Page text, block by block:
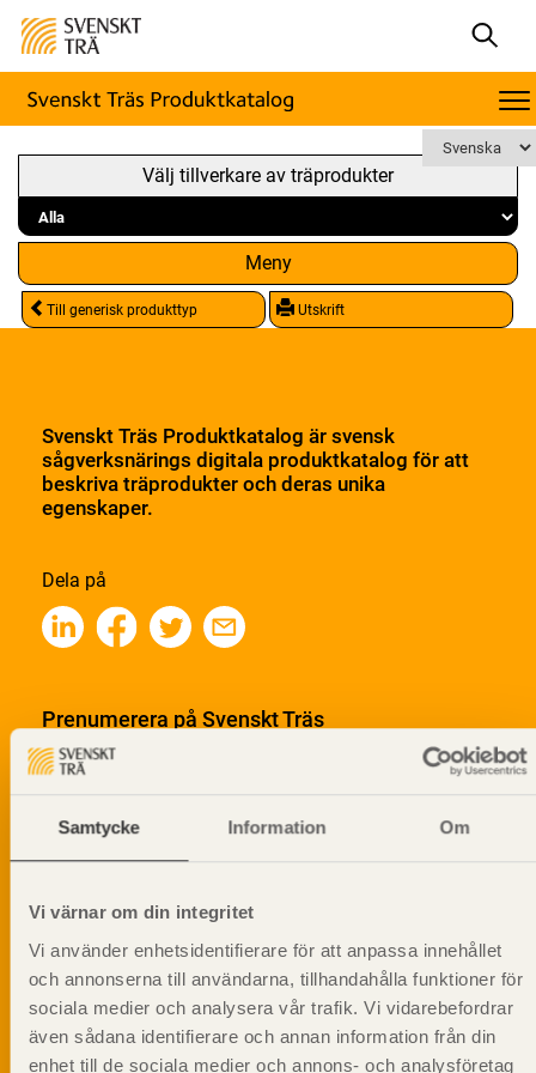
Samtycke Information Om
Vi värnar om din integritet
Vi använder enhetsidentifierare för att anpassa innehållet
och annonserna till användarna, tillhandahålla funktioner för
sociala medier och analysera vår trafik. Vi vidarebefordrar
även sådana identifierare och annan information från din
enhet till de sociala medier och annons- och analysföretag
Välj tillverkare av träprodukter
Meny
Till generisk produkttyp Utskrift
Svenskt Träs Produktkatalog är svensk
sågverksnärings digitala produktkatalog för att
beskriva träprodukter och deras unika
egenskaper.
Dela på
Prenumerera på Svenskt Träs
informationsutskick!